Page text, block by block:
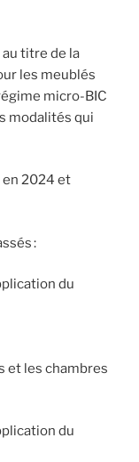
titre de la
les meublés
micro-BIC
modalités qui
en 2024 et
:
du
et les chambres
du